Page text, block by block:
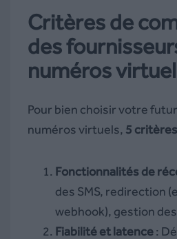
Critères de
des
numéros
Pour bien choisir votre
numéros virtuels, 5
Fonctionnalités de
des SMS, redirection
webhook), gestion
Fiabilité et latence: